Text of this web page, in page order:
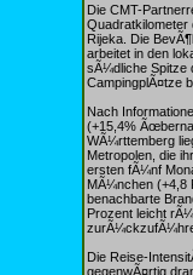
Die CMT-
Quadratkilometer
Rijeka. Die
arbeitet in den
sÃ¼dliche Spitze
CampingplÃ¤tze
Nach
(+15,4%
WÃ¼rttemberg
Metropolen, die
ersten fÃ¼nf
MÃ¼nchen (+4,8
benachbarte
Prozent leicht
Die Reise-
gegenwÃ¤rtig